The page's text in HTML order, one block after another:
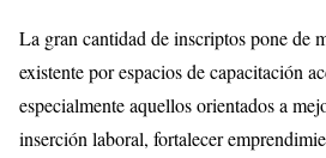
La gran cantidad de inscriptos pone de
existente por espacios de capacitación
especialmente aquellos orientados a
inserción laboral, fortalecer